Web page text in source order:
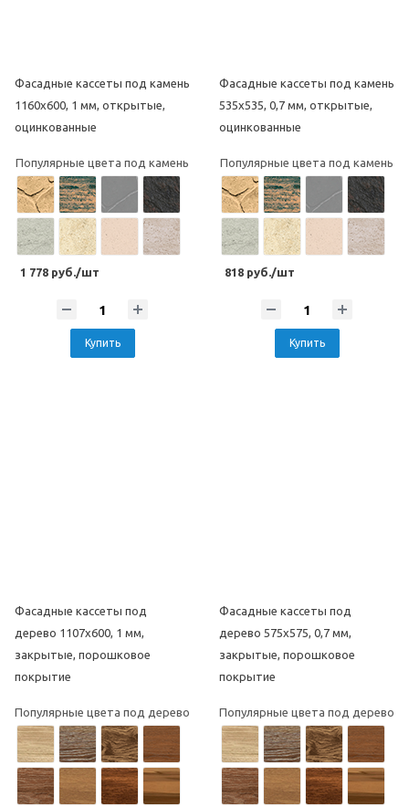
Фасадные кассеты под камень
1160х600, 1 мм, открытые,
оцинкованные
Популярные цвета под камень
1 778 руб./шт
Купить
Фасадные кассеты под камень
535х535, 0,7 мм, открытые,
оцинкованные
Популярные цвета под камень
818 руб./шт
Купить
Фасадные кассеты под
дерево 1107х600, 1 мм,
закрытые, порошковое
покрытие
Популярные цвета под дерево
Фасадные кассеты под
дерево 575х575, 0,7 мм,
закрытые, порошковое
покрытие
Популярные цвета под дерево